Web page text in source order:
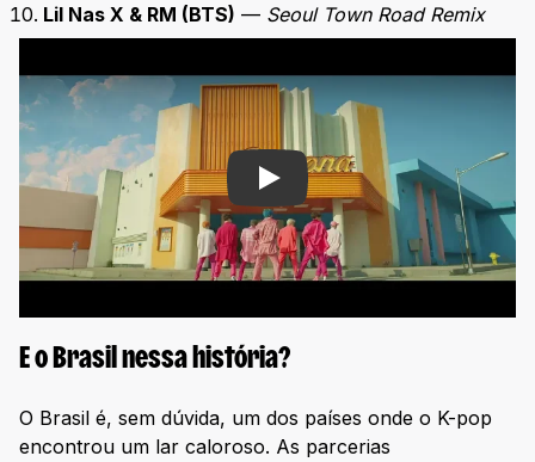
Lil Nas X & RM (BTS) — Seoul Town Road Remix
Play
E o Brasil nessa história?
O Brasil é, sem dúvida, um dos países onde o K-pop
encontrou um lar caloroso. As parcerias